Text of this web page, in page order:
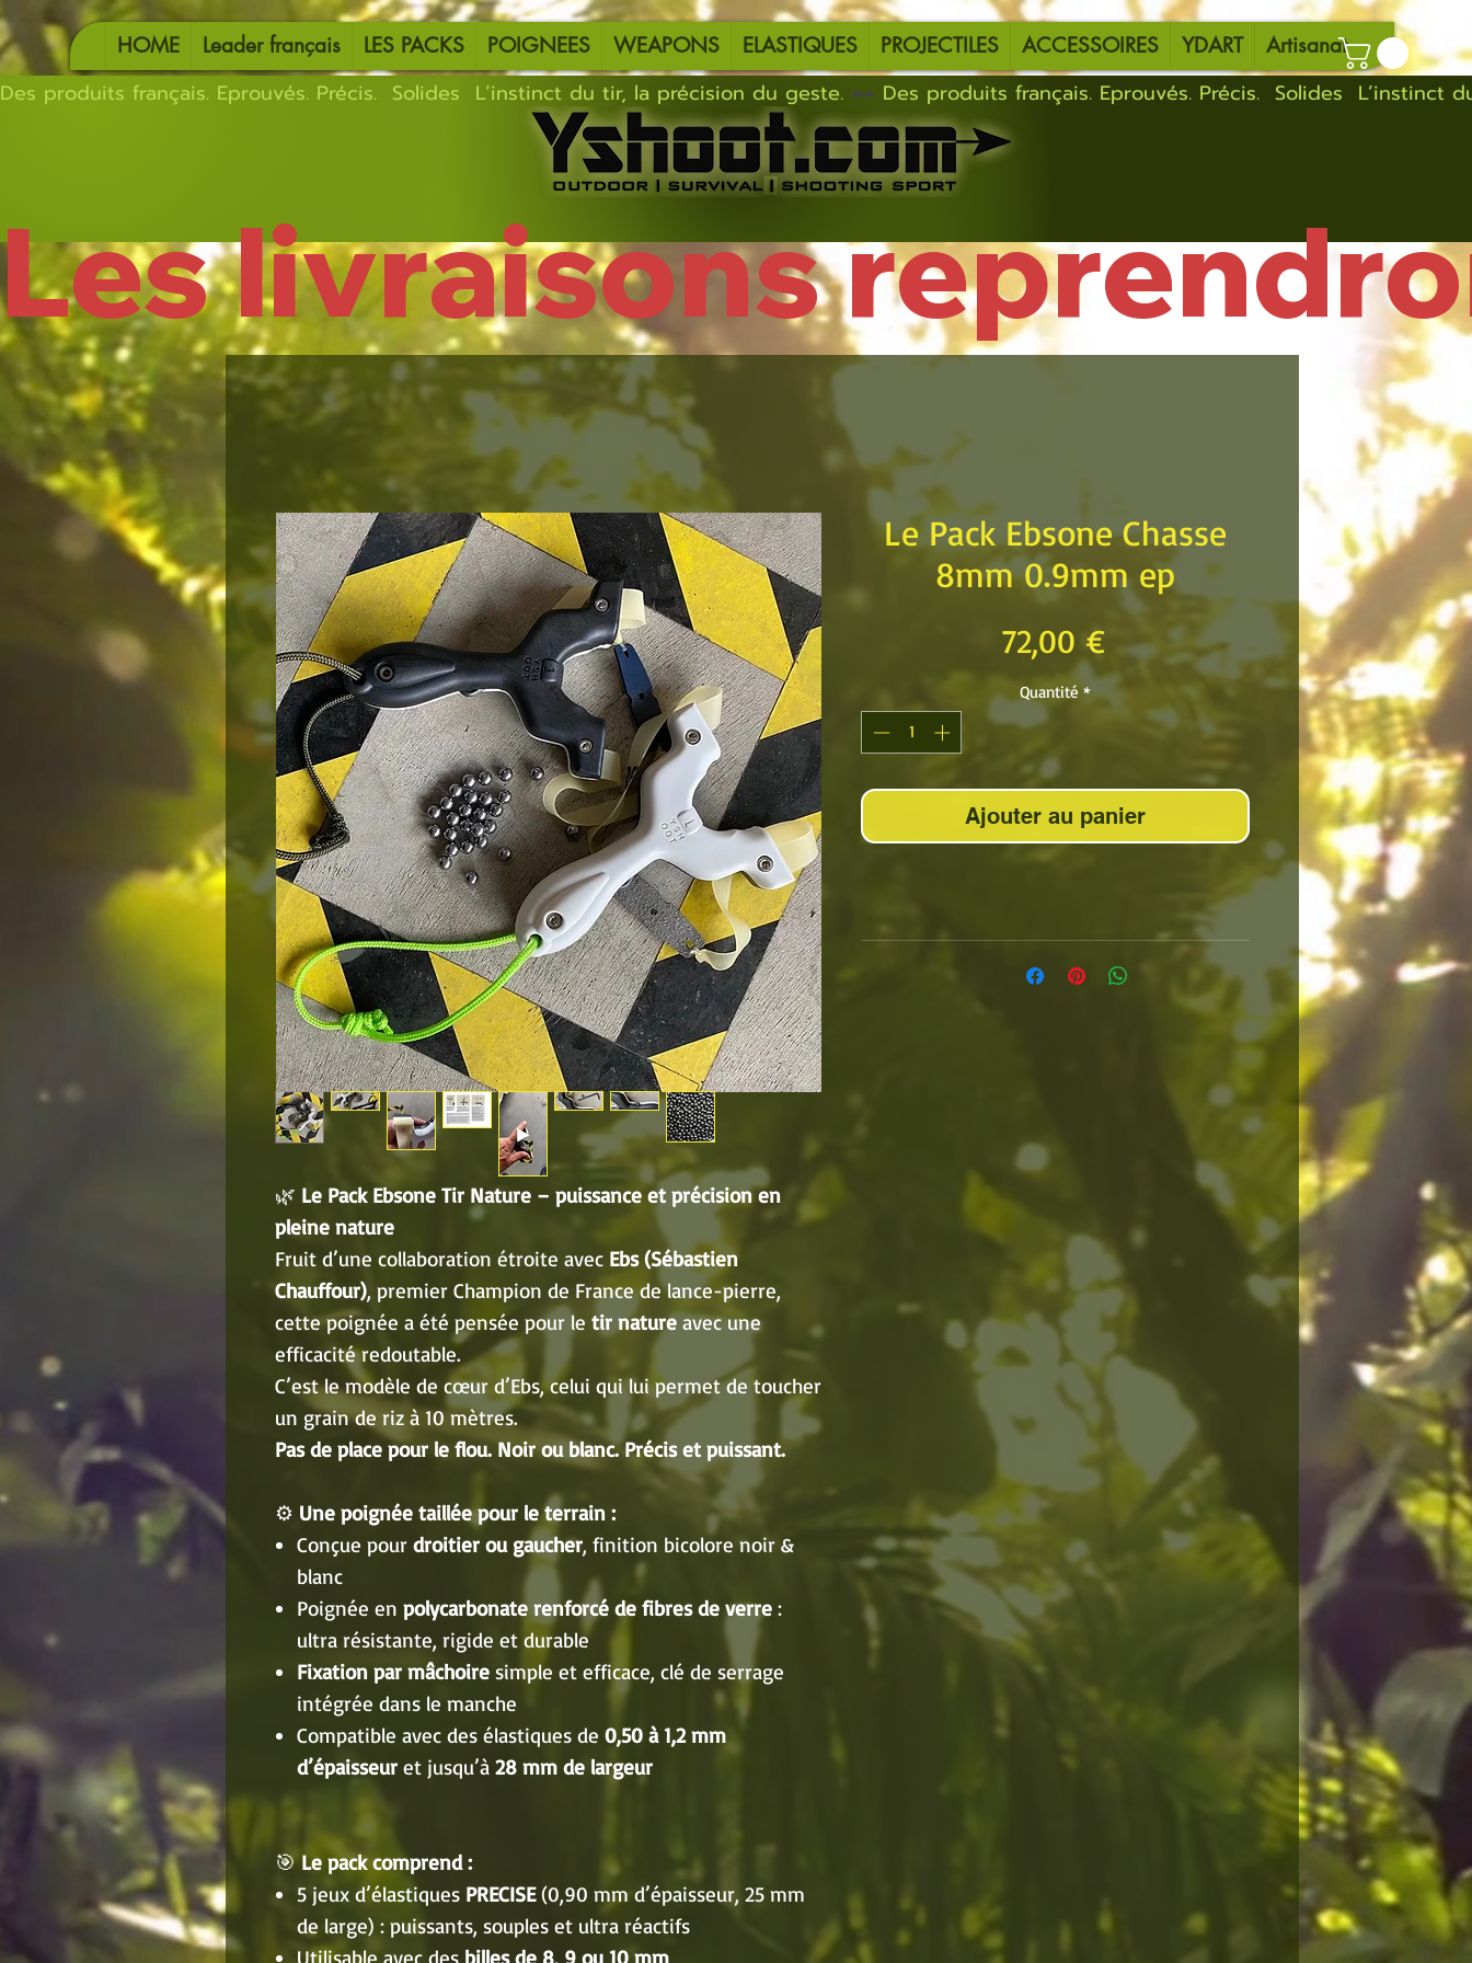
HOME Leader français LES PACKS POIGNEES WEAPONS ELASTIQUES PROJECTILES ACCESSOIRES YDART Artisanat
Les livraisons
Des produits français. Eprouvés. Précis.  Solides  L’instinct du tir, la précision du geste.
🌿 Le Pack Ebsone Tir Nature – puissance et précision en
pleine nature
Fruit d’une collaboration étroite avec Ebs (Sébastien
Chauffour), premier Champion de France de lance-pierre,
cette poignée a été pensée pour le tir nature avec une
efficacité redoutable.
C’est le modèle de cœur d’Ebs, celui qui lui permet de toucher
un grain de riz à 10 mètres.
Pas de place pour le flou. Noir ou blanc. Précis et puissant.
⚙️ Une poignée taillée pour le terrain :
Conçue pour droitier ou gaucher, finition bicolore noir &
blanc
Poignée en polycarbonate renforcé de fibres de verre :
ultra résistante, rigide et durable
Fixation par mâchoire simple et efficace, clé de serrage
intégrée dans le manche
Compatible avec des élastiques de 0,50 à 1,2 mm
d’épaisseur et jusqu’à 28 mm de largeur
🎯Le pack comprend :
5 jeux d’élastiques PRECISE(0,90 mm d’épaisseur, 25 mm
de large) : puissants, souples et ultra réactifs
Utilisable avec des billes de 8, 9 ou 10 mm
Le Pack Ebsone Chasse
8mm 0.9mm ep
72,00 €Prix
Quantité *
Ajouter au panier